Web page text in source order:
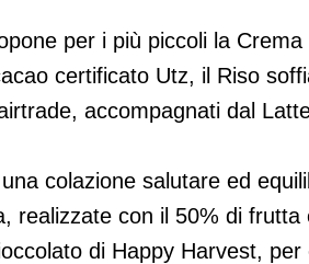
per i più piccoli la
certificato Utz, il Riso
accompagnati dal
colazione salutare ed
realizzate con il 50% di frutta
di Happy Harvest,